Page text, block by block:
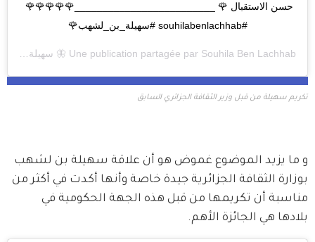
حسن الاستقبال 🌹 _________________________🌹🌹🌹🌹🌹
#souhilabenlachhab #سهيلة_بن_لشهب🌹
Une publication partagée par Souhila Ben Lachhab 🦋 سهيلة
تكريم سهيلة من قبل وزير الثقافة الجزائري السابق
و ما يزيد الموضوع غموض هو أن علاقة سهيلة بن لشهب
بوزارة الثقافة الجزائرية جيدة خاصة وأنها أكدت في أكثر من
مناسبة أن تكريمها من قبل هذه الجهة الحكومية في
بلادها هي الجائزة الأهم.